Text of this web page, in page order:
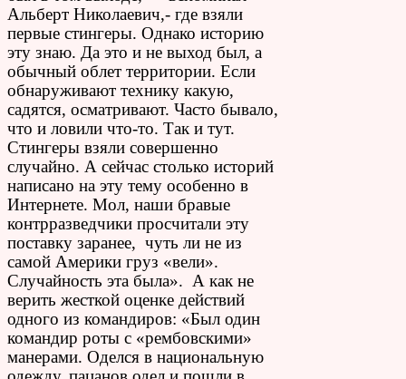
Альберт Николаевич,- где взяли
первые стингеры. Однако историю
эту знаю. Да это и не выход был, а
обычный облет территории. Если
обнаруживают технику какую,
садятся, осматривают. Часто бывало,
что и ловили что-то. Так и тут.
Стингеры взяли совершенно
случайно. А сейчас столько историй
написано на эту тему особенно в
Интернете. Мол, наши бравые
контрразведчики просчитали эту
поставку заранее, чуть ли не из
самой Америки груз «вели».
Случайность эта была». А как не
верить жесткой оценке действий
одного из командиров: «Был один
командир роты с «рембовскими»
манерами. Оделся в национальную